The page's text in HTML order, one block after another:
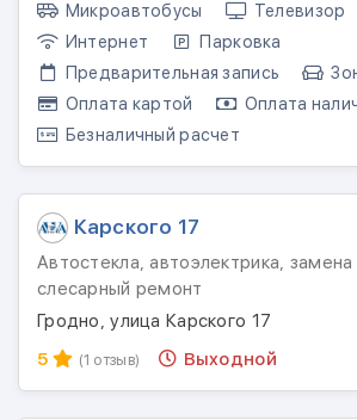
Микроавтобусы
Телевизор
Интернет
Парковка
Предварительная запись
Оплата картой
Оплата
Безналичный расчет
Карского 17
Автостекла, автоэлектрика, замена
слесарный ремонт
Гродно, улица Карского 17
5
(1 отзыв) Выходной